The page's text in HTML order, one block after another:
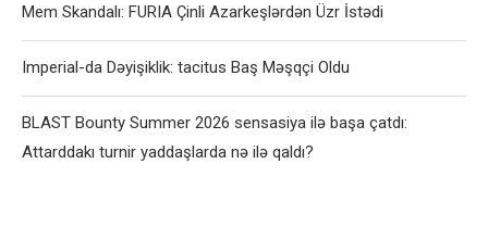
Mem Skandalı: FURIA Çinli Azarkeşlərdən Üzr İstədi
Imperial-da Dəyişiklik: tacitus Baş Məşqçi Oldu
BLAST Bounty Summer 2026 sensasiya ilə başa çatdı:
Attarddakı turnir yaddaşlarda nə ilə qaldı?